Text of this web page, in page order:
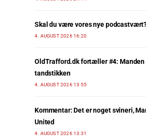
Skal du være vores nye
4. AUGUST 2026 16:20
OldTrafford.dk fortæller #4: Manden
tandstikken
4. AUGUST 2026 13:55
Kommentar: Det er noget svineri,
United
4. AUGUST 2026 13:31